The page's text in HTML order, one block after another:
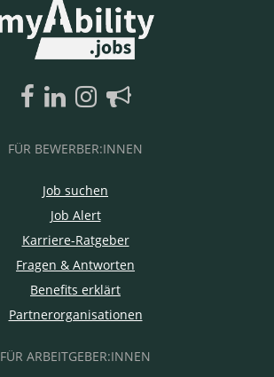
FÜR BEWERBER:INNEN
Job suchen
Job Alert
Karriere-Ratgeber
Fragen & Antworten
Benefits erklärt
Partnerorganisationen
FÜR ARBEITGEBER:INNEN